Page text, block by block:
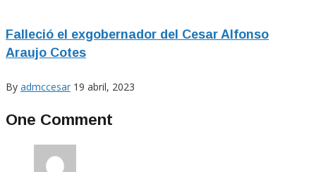
Falleció el exgobernador del Cesar Alfonso
Araujo Cotes
By admccesar 19 abril, 2023
One Comment